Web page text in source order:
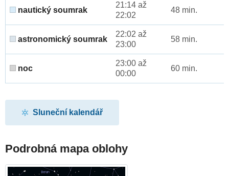
nautický soumrak
21:14 až
22:02
48 min.
astronomický soumrak
22:02 až
23:00
58 min.
noc
23:00 až
00:00
60 min.
Sluneční kalendář
Podrobná mapa oblohy